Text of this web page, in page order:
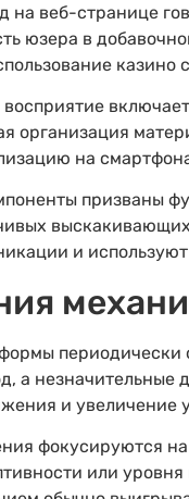
на веб-странице
юзера в
восприятие
организация
на
призваны
и
а
и увеличение
фокусируются
или